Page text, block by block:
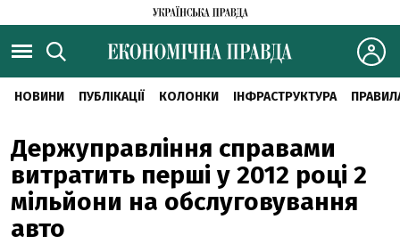
НОВИНИ ПУБЛІКАЦІЇ КОЛОНКИ ІНФРАСТРУКТУРА
Держуправління справами
витратить перші у 2012 році 2
мільйони на обслуговування
авто